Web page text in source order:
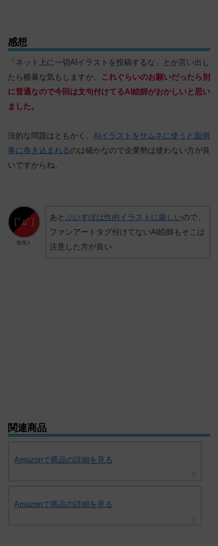
感想
「ネット上に一切AIイラストを投稿するな」とか言い出し
たら横暴な気もしますが、
これぐらいのお願いだったら別
に普通なので今回は文句付けてるAI絵師がおかしいと思い
ました。
法的な問題はともかく、 AIイラストをサムネに使うと面倒
事に巻き込まれるのは確かなので企業勢は使わない方が良
いですからね。
管理人
あと ぶいすぽは性的イラストに厳しいので、
ファンアートタグ付けてないAI絵師もそこは
注意した方が良い
関連商品
Amazonで商品の詳細を見る
Amazonで商品の詳細を見る